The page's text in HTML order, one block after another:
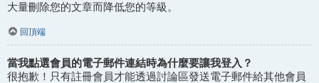
大量刪除您的文章而降低您的等級。
回頂端
當我點選會員的電子郵件連結時為什麼要讓我登入？
很抱歉！只有註冊會員才能透過討論區發送電子郵件給其他會員